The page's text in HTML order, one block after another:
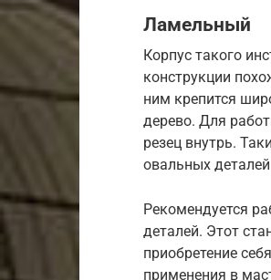
Ламельный
Корпус такого
конструкции
ним крепится
дерево. Для
резец внутрь.
овальных
Рекомендуется
деталей. Этот
приобретение
применения в